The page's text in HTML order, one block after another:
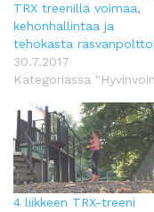
TRX treenillä voimaa,
kehonhallintaa ja
tehokasta
30.7.2017
Kategoriassa
4 liikkeen TRX-treeni